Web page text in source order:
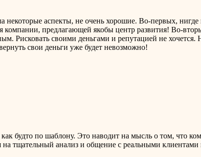
некоторые аспекты, не очень хорошие. Во-первых, нигде
компании, предлагающей якобы центр развития! Во-
Рисковать своими деньгами и репутацией не
свои деньги уже будет невозможно!
будто по шаблону. Это наводит на мысль о том, что
тщательный анализ и общение с реальными